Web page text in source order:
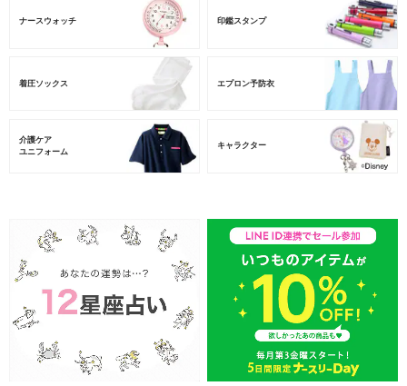
ナースウォッチ 印鑑スタンプ
着圧ソックス エプロン予防衣
介護ケア
ユニフォーム
キャラクター